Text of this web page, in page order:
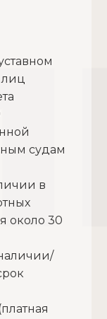
лиц
судам
в
около 30